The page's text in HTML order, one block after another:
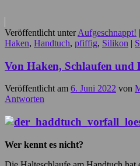
Veröffentlicht unter Aufgeschnappt! |
Haken, Handtuch, pfiffig, Silikon |
Von Haken, Schlaufen und
Veröffentlicht am 6. Juni 2022 von
Antworten
Wer kennt es nicht?